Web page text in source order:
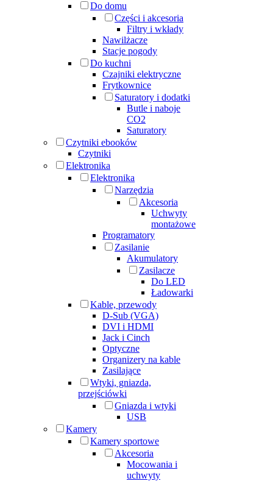
Do domu
Części i akcesoria
Filtry i wkłady
Nawilżacze
Stacje pogody
Do kuchni
Czajniki elektryczne
Frytkownice
Saturatory i dodatki
Butle i naboje
CO2
Saturatory
Czytniki ebooków
Czytniki
Elektronika
Elektronika
Narzędzia
Akcesoria
Uchwyty
montażowe
Programatory
Zasilanie
Akumulatory
Zasilacze
Do LED
Ładowarki
Kable, przewody
D-Sub (VGA)
DVI i HDMI
Jack i Cinch
Optyczne
Organizery na kable
Zasilające
Wtyki, gniazda,
przejściówki
Gniazda i wtyki
USB
Kamery
Kamery sportowe
Akcesoria
Mocowania i
uchwyty